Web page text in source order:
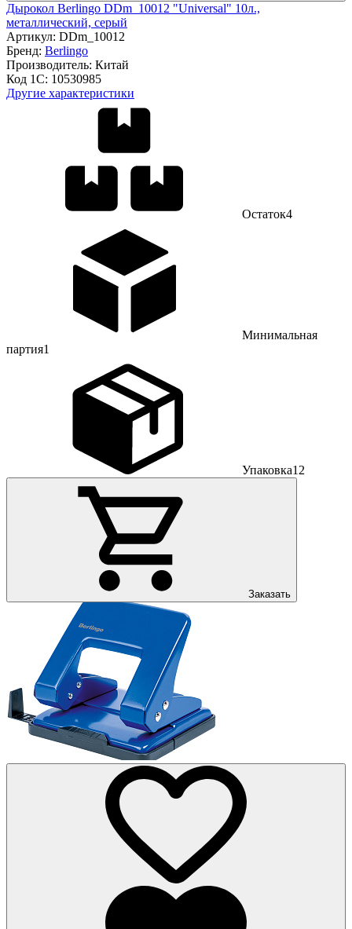
Дырокол Berlingo DDm_10012 "Universal" 10л.,
металлический, серый
Артикул: DDm_10012
Бренд: Berlingo
Производитель: Китай
Код 1С: 10530985
Другие характеристики
Остаток4
Минимальная
партия1
Упаковка12
Заказать